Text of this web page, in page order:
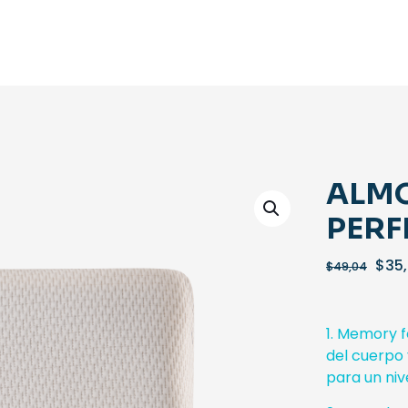
$49,04 El
era:
$
1. Memory
del cuerpo
para un